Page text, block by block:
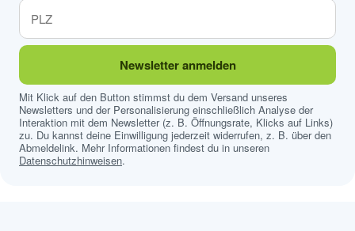
Newsletter anmelden
Mit Klick auf den Button stimmst du dem Versand unseres
Newsletters und der Personalisierung einschließlich Analyse der
Interaktion mit dem Newsletter (z. B. Öffnungsrate, Klicks auf Links)
zu. Du kannst deine Einwilligung jederzeit widerrufen, z. B. über den
Abmeldelink. Mehr Informationen findest du in unseren
Datenschutzhinweisen.